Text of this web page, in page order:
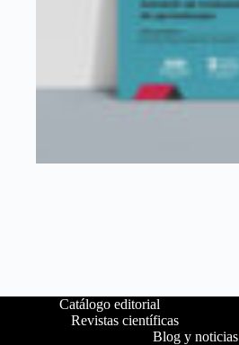
Catálogo editorial
Revistas científicas
Blog y noticias